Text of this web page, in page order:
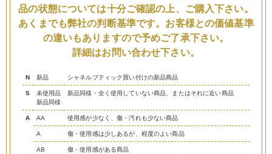
品の状態については十分ご確認の上、ご購入下さい。
あくまでも弊社の判断基準です。お客様との価値基準
の違いもありますので予めご了承下さい。
詳細はお問い合わせ下さい。
N 新品 シャネルブティック買い付けの新品商品
S
未使用品
新品同様
新品同様・全く使用していない商品、またはそれに近い商品
A AA 使用感が少なく、傷・汚れも少ない商品
A 傷・使用感は少しあるが、程度のよい商品
AB 傷・使用感がある商品